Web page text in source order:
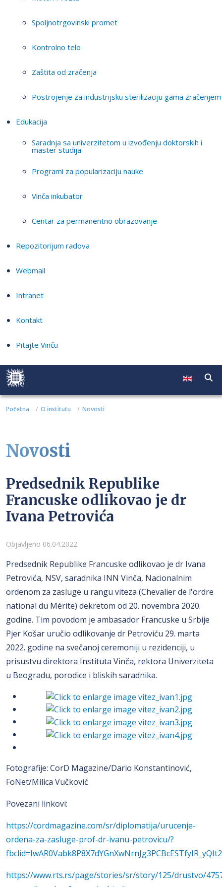
Spoljnotrgovinski promet
Kontrolno telo
Zaštita od zračenja
Postrojenje za industrijsku sterilizaciju gama zračenjem
Edukacija
Saradnja sa univerzitetom u izvođenju doktorskih i
master studija
Programi za popularizaciju nauke
Vinča inkubator
Centar za permanentno obrazovanje
Repozitorijum radova
Webmail
Intranet
Kontakt
Pitajte Vinču
Početna O institutu Novosti
Novosti
Predsednik Republike
Francuske odlikovao je dr
Ivana Petrovića
Detalji
Objavljeno 06.04.2022
Predsednik Republike Francuske odlikovao je dr Ivana
Petrovića, NSV, saradnika INN Vinča, Nacionalnim
ordenom za zasluge u rangu viteza (Chevalier de l'ordre
national du Mérite) dekretom od 20. novembra 2020.
godine. Tim povodom je ambasador Francuske u Srbije
Pjer Košar uručio odlikovanje dr Petroviću 29. marta
2022. godine na svečanoj ceremoniji u rezidenciji, u
prisustvu direktora Instituta Vinča, rektora Univerziteta
u Beogradu, porodice i bliskih saradnika.
Fotografije: CorD Magazine/Dario Konstantinović,
FoNet/Milica Vučković
Povezani linkovi:
https://cordmagazine.com/sr/diplomatija/urucenje-
ordena-za-zasluge-prof-dr-ivanu-petrovicu/?
https://www.rts.rs/page/stories/sr/story/125/drustvo/